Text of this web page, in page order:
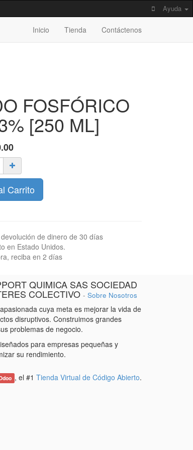
Ayuda
Inicio Tienda Contáctenos
FOSFÓRICO
[250 ML]
Carrito
de dinero de 30 días
en Estado Unidos.
reciba en 2 días
QUIMICA SAS SOCIEDAD
COLECTIVO - Sobre Nosotros
cuya meta es mejorar la vida de
disruptivos. Construimos grandes
problemas de negocio.
para empresas pequeñas y
su rendimiento.
, el #1 Tienda Virtual de Código Abierto.